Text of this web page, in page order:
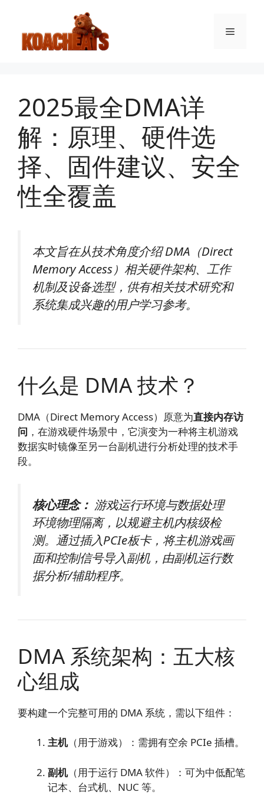
菜
2025最全DMA详
解：原理、硬件选
择、固件建议、安全
性全覆盖
本文旨在从技术角度介绍 DMA（Direct
Memory Access）相关硬件架构、工作
机制及设备选型，供有相关技术研究和
系统集成兴趣的用户学习参考。
什么是 DMA 技术？
DMA（Direct Memory Access）原意为直接内存访
问 ，在游戏硬件场景中，它演变为一种将主机游戏
数据实时镜像至另一台副机进行分析处理的技术手
段。
核心理念： 游戏运行环境与数据处理
环境物理隔离，以规避主机内核级检
测。通过插入PCIe板卡，将主机游戏画
面和控制信号导入副机，由副机运行数
据分析/辅助程序。
DMA 系统架构：五大核
心组成
要构建一个完整可用的 DMA 系统，需以下组件：
主机（用于游戏）：需拥有空余 PCIe 插槽。
副机（用于运行 DMA 软件）：可为中低配笔
记本、台式机、NUC 等。